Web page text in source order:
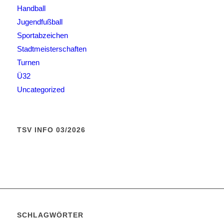
Handball
Jugendfußball
Sportabzeichen
Stadtmeisterschaften
Turnen
Ü32
Uncategorized
TSV INFO 03/2026
SCHLAGWÖRTER